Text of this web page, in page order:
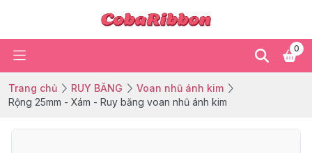
0
Trang chủ RUY BĂNG
Voan nhũ ánh kim
Rộng 25mm - Xám - Ruy băng voan nhũ ánh kim